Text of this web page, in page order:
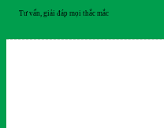
Tư vấn, giải đáp mọi thắc mắc